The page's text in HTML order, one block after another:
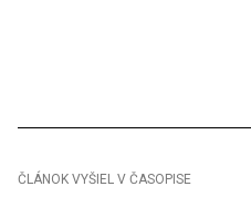
ČLÁNOK VYŠIEL V ČASOPISE